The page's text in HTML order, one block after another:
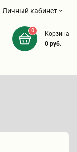
Личный кабинет
0
Корзина
0руб.